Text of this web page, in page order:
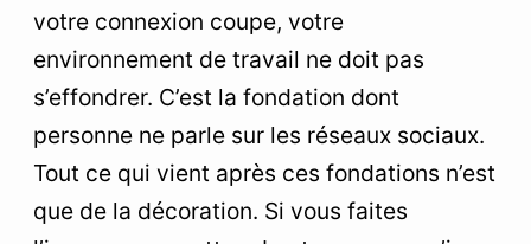
votre connexion coupe, votre
environnement de travail ne doit pas
s’effondrer. C’est la fondation dont
personne ne parle sur les réseaux sociaux.
Tout ce qui vient après ces fondations n’est
que de la décoration. Si vous faites